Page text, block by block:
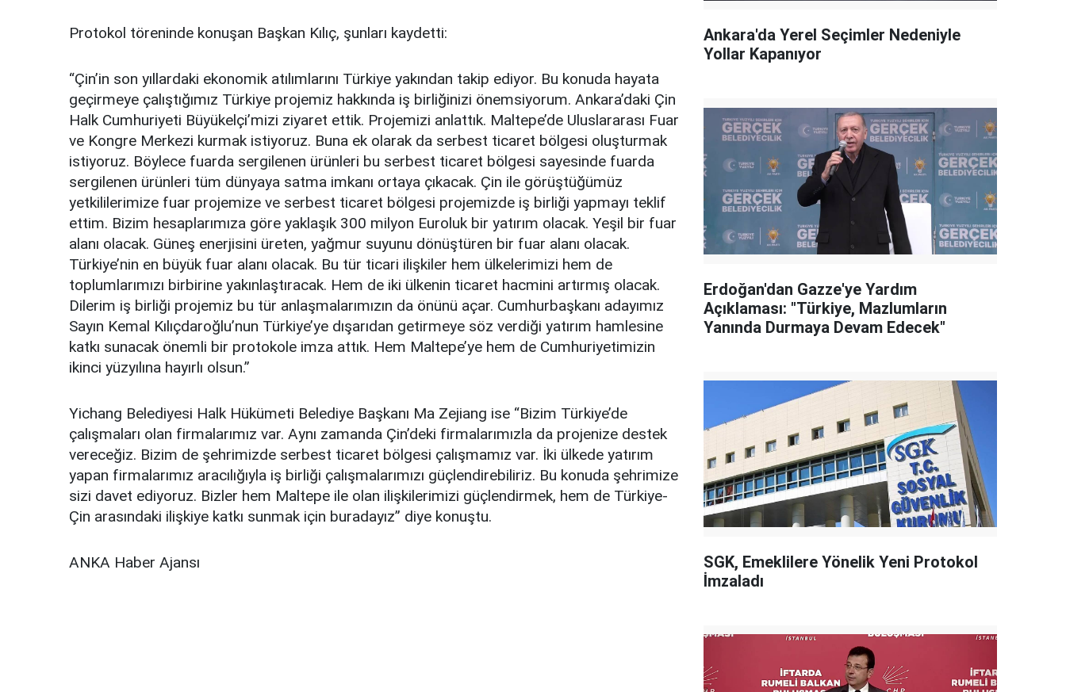
Protokol töreninde konuşan Başkan Kılıç, şunları kaydetti:
“Çin’in son yıllardaki ekonomik atılımlarını Türkiye yakından takip ediyor. Bu konuda hayata
geçirmeye çalıştığımız Türkiye projemiz hakkında iş birliğinizi önemsiyorum. Ankara’daki Çin
Halk Cumhuriyeti Büyükelçi’mizi ziyaret ettik. Projemizi anlattık. Maltepe’de Uluslararası Fuar
ve Kongre Merkezi kurmak istiyoruz. Buna ek olarak da serbest ticaret bölgesi oluşturmak
istiyoruz. Böylece fuarda sergilenen ürünleri bu serbest ticaret bölgesi sayesinde fuarda
sergilenen ürünleri tüm dünyaya satma imkanı ortaya çıkacak. Çin ile görüştüğümüz
yetkililerimize fuar projemize ve serbest ticaret bölgesi projemizde iş birliği yapmayı teklif
ettim. Bizim hesaplarımıza göre yaklaşık 300 milyon Euroluk bir yatırım olacak. Yeşil bir fuar
alanı olacak. Güneş enerjisini üreten, yağmur suyunu dönüştüren bir fuar alanı olacak.
Türkiye’nin en büyük fuar alanı olacak. Bu tür ticari ilişkiler hem ülkelerimizi hem de
toplumlarımızı birbirine yakınlaştıracak. Hem de iki ülkenin ticaret hacmini artırmış olacak.
Dilerim iş birliği projemiz bu tür anlaşmalarımızın da önünü açar. Cumhurbaşkanı adayımız
Sayın Kemal Kılıçdaroğlu’nun Türkiye’ye dışarıdan getirmeye söz verdiği yatırım hamlesine
katkı sunacak önemli bir protokole imza attık. Hem Maltepe’ye hem de Cumhuriyetimizin
ikinci yüzyılına hayırlı olsun.”
Yichang Belediyesi Halk Hükümeti Belediye Başkanı Ma Zejiang ise “Bizim Türkiye’de
çalışmaları olan firmalarımız var. Aynı zamanda Çin’deki firmalarımızla da projenize destek
vereceğiz. Bizim de şehrimizde serbest ticaret bölgesi çalışmamız var. İki ülkede yatırım
yapan firmalarımız aracılığıyla iş birliği çalışmalarımızı güçlendirebiliriz. Bu konuda şehrimize
sizi davet ediyoruz. Bizler hem Maltepe ile olan ilişkilerimizi güçlendirmek, hem de Türkiye-
Çin arasındaki ilişkiye katkı sunmak için buradayız” diye konuştu.
ANKA Haber Ajansı
Ankara'da Yerel Seçimler Nedeniyle
Yollar Kapanıyor
Erdoğan'dan Gazze'ye Yardım
Açıklaması: "Türkiye, Mazlumların
Yanında Durmaya Devam Edecek"
SGK, Emeklilere Yönelik Yeni Protokol
İmzaladı